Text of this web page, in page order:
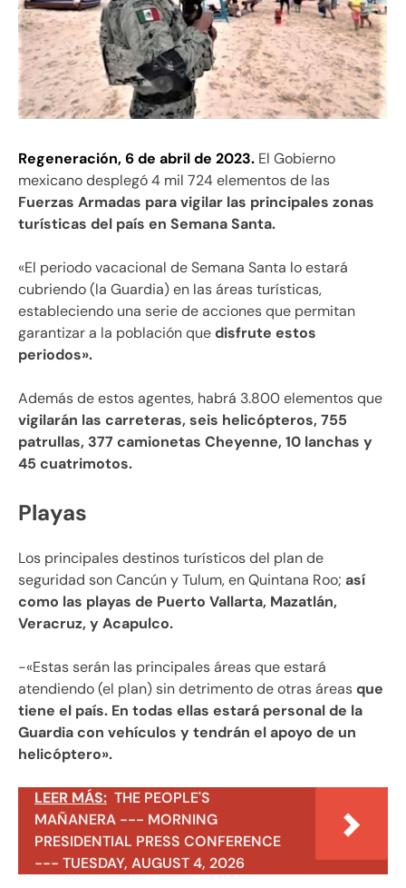
Regeneración, 6 de abril de 2023. El Gobierno
mexicano desplegó 4 mil 724 elementos de las
Fuerzas Armadas para vigilar las principales zonas
turísticas del país en Semana Santa.
«El periodo vacacional de Semana Santa lo estará
cubriendo (la Guardia) en las áreas turísticas,
estableciendo una serie de acciones que permitan
garantizar a la población quedisfrute estos
periodos».
Además de estos agentes, habrá 3.800 elementos que
vigilarán las carreteras, seis helicópteros, 755
patrullas, 377 camionetas Cheyenne, 10 lanchas y
45 cuatrimotos.
Playas
Los principales destinos turísticos del plan de
seguridad son Cancún y Tulum, en Quintana Roo; así
como las playas de Puerto Vallarta, Mazatlán,
Veracruz, y Acapulco.
-«Estas serán las principales áreas que estará
atendiendo (el plan) sin detrimento de otras áreasque
tiene el país. En todas ellas estará personal de la
Guardia con vehículos y tendrán el apoyo de un
helicóptero».
LEER MÁS: THE PEOPLE'S
MAÑANERA --- MORNING
PRESIDENTIAL PRESS CONFERENCE
--- TUESDAY, AUGUST 4, 2026